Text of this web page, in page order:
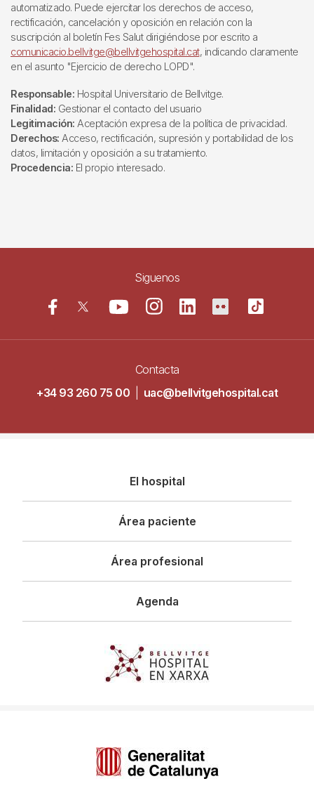
automatizado. Puede ejercitar los derechos de acceso,
rectificación, cancelación y oposición en relación con la
suscripción al boletín Fes Salut dirigiéndose por escrito a
comunicacio.bellvitge@bellvitgehospital.cat, indicando claramente
en el asunto "Ejercicio de derecho LOPD".
Responsable: Hospital Universitario de Bellvitge.
Finalidad: Gestionar el contacto del usuario
Legitimación: Aceptación expresa de la política de privacidad.
Derechos: Acceso, rectificación, supresión y portabilidad de los
datos, limitación y oposición a su tratamiento.
Procedencia: El propio interesado.
Siguenos
Contacta
+34 93 260 75 00
uac@bellvitgehospital.cat
principal
El hospital
Área paciente
Área profesional
Agenda